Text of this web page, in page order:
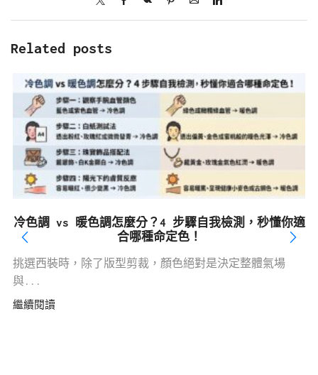
Related posts
冷色調 vs 暖色調怎麼分？4 步驟自我檢測，秒懂你適
合哪種命定色！
挑選西裝時，除了版型剪裁，顏色絕對是決定整體氣場
與...
繼續閱讀